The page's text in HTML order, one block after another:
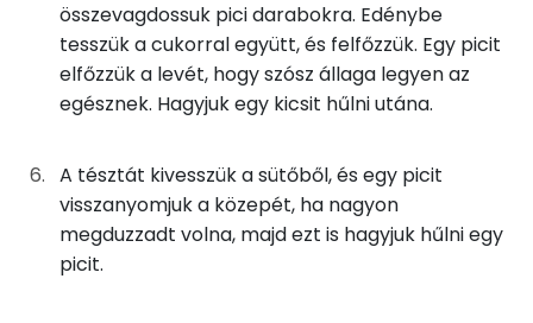
Összesen 4.8 g
Zsír
Telített zsírsav
Egyszeresen telítetlen zsírsav:
összevagdossuk pici darabokra. Edénybe
tesszük a cukorral együtt, és felfőzzük. Egy picit
elfőzzük a levét, hogy szósz állaga legyen az
egésznek. Hagyjuk egy kicsit hűlni utána.
A tésztát kivesszük a sütőből, és egy picit
visszanyomjuk a közepét, ha nagyon
megduzzadt volna, majd ezt is hagyjuk hűlni egy
picit.